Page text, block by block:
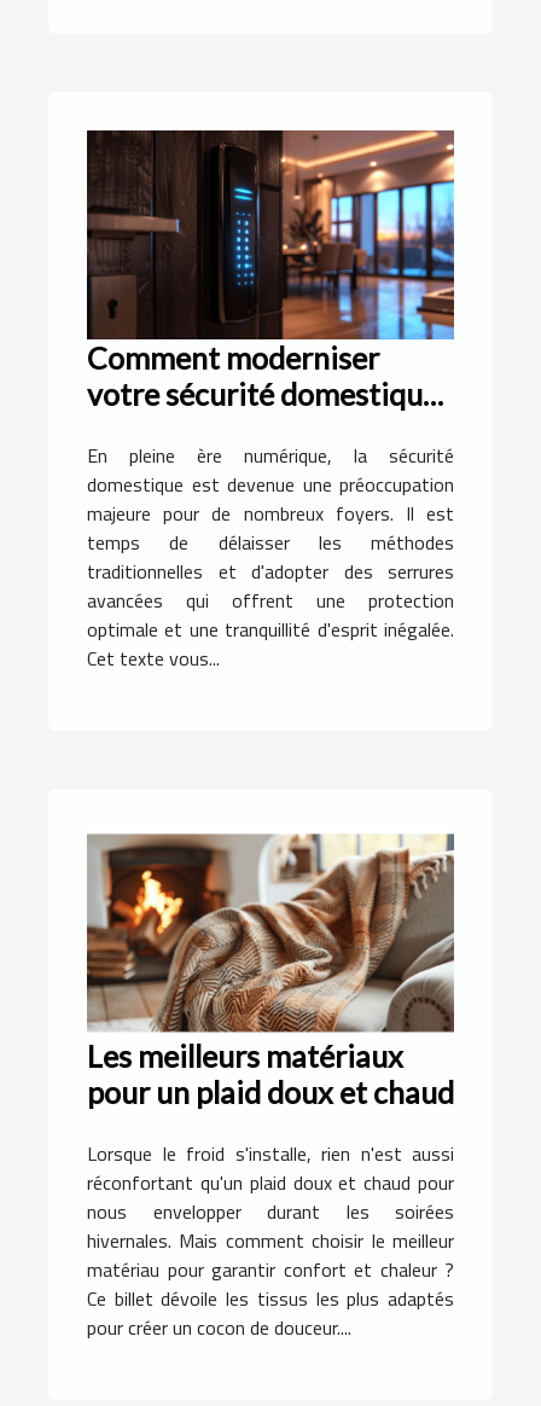
Comment moderniser
votre sécurité domestique
En pleine ère numérique, la sécurité
domestique est devenue une préoccupation
majeure pour de nombreux foyers. Il est
temps de délaisser les méthodes
traditionnelles et d'adopter des serrures
avancées qui offrent une protection
optimale et une tranquillité d'esprit inégalée.
Cet texte vous...
Les meilleurs matériaux
pour un plaid doux et chaud
Lorsque le froid s'installe, rien n'est aussi
réconfortant qu'un plaid doux et chaud pour
nous envelopper durant les soirées
hivernales. Mais comment choisir le meilleur
matériau pour garantir confort et chaleur ?
Ce billet dévoile les tissus les plus adaptés
pour créer un cocon de douceur....